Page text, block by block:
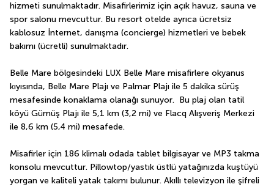
hizmeti sunulmaktadır. Misafirlerimiz için açık havuz, sauna ve
spor salonu mevcuttur. Bu resort otelde ayrıca ücretsiz
kablosuz İnternet, danışma (concierge) hizmetleri ve bebek
bakımı (ücretli) sunulmaktadır.
Belle Mare bölgesindeki LUX Belle Mare misafirlere okyanus
kıyısında, Belle Mare Plajı ve Palmar Plajı ile 5 dakika sürüş
mesafesinde konaklama olanağı sunuyor.  Bu plaj olan tatil
köyü Gümüş Plajı ile 5,1 km (3,2 mi) ve Flacq Alışveriş Merkezi
ile 8,6 km (5,4 mi) mesafede.
Misafirler için 186 klimalı odada tablet bilgisayar ve MP3 takma
konsolu mevcuttur. Pillowtop/yastık üstlü yatağınızda kuştüyü
yorgan ve kaliteli yatak takımı bulunur. Akıllı televizyon ile şifreli